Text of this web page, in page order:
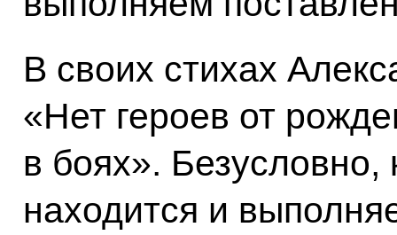
В своих стихах
«Нет героев от
в боях». Безусловно,
находится и